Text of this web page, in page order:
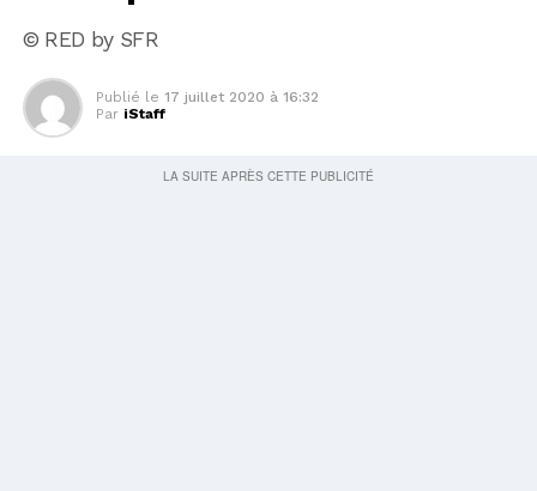
© RED by SFR
Publié le 17 juillet 2020 à 16:32
Par iStaff